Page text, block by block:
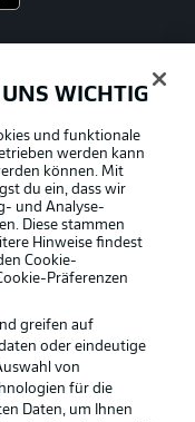
WICHTIG
und funktionale
werden kann
können. Mit
du ein, dass wir
und Analyse-
Diese stammen
Hinweise findest
Cookie-
Präferenzen
greifen auf
oder eindeutige
von
für die
Daten, um Ihnen